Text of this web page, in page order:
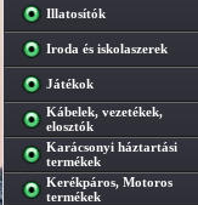
Illatosítók
Iroda és iskolaszerek
Játékok
Kábelek, vezetékek,
elosztók
Karácsonyi háztartási
termékek
Kerékpáros, Motoros
termékek